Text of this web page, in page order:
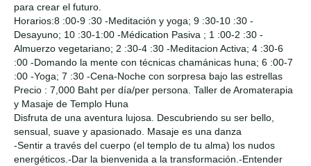
para crear el futuro.
Horarios:8 :00-9 :30 -Meditación y yoga; 9 :30-10 :30 -
Desayuno; 10 :30-1:00 -Médication Pasiva ; 1 :00-2 :30 -
Almuerzo vegetariano; 2 :30-4 :30 -Meditacion Activa; 4 :30-6
:00 -Domando la mente con técnicas chamánicas huna; 6 :00-7
:00 -Yoga; 7 :30 -Cena-Noche con sorpresa bajo las estrellas
Precio : 7,000 Baht per día/per persona. Taller de Aromaterapia
y Masaje de Templo Huna
Disfruta de una aventura lujosa. Descubriendo su ser bello,
sensual, suave y apasionado. Masaje es una danza
-Sentir a través del cuerpo (el templo de tu alma) los nudos
energéticos.-Dar la bienvenida a la transformación.-Entender